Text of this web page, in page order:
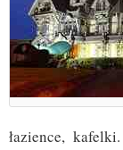
łazience,